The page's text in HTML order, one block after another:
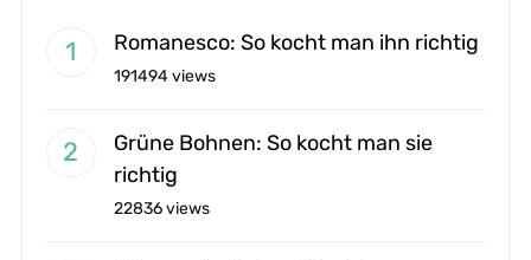
Romanesco: So kocht man ihn richtig
191494 views
Grüne Bohnen: So kocht man sie
richtig
22836 views